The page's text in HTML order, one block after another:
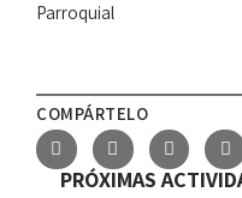
Parroquial
COMPÁRTELO
PRÓXIMAS